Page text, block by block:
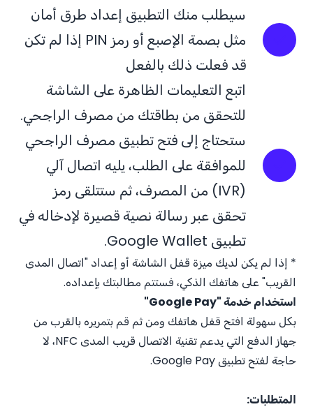
سيطلب منك التطبيق إعداد طرق أمان
مثل بصمة الإصبع أو رمز PIN إذا لم تكن
قد فعلت ذلك بالفعل
اتبع التعليمات الظاهرة على الشاشة
للتحقق من بطاقتك من مصرف الراجحي.
ستحتاج إلى فتح تطبيق مصرف الراجحي
للموافقة على الطلب، يليه اتصال آلي
(IVR) من المصرف، ثم ستتلقى رمز
تحقق عبر رسالة نصية قصيرة لإدخاله في
تطبيق Google Wallet.
* إذا لم يكن لديك ميزة قفل الشاشة أو إعداد "اتصال المدى
القريب" على هاتفك الذكي، فستتم مطالبتك بإعداده.
استخدام خدمة "Google Pay"
بكل سهولة افتح قفل هاتفك ومن ثم قم بتمريره بالقرب من
جهاز الدفع التي يدعم تقنية الاتصال قريب المدى NFC، لا
حاجة لفتح تطبيق Google Pay.
المتطلبات: